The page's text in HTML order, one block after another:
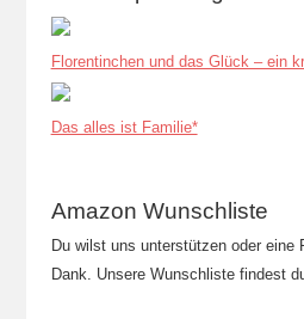
Florentinchen und das Glück – ein
Das alles ist Familie*
Amazon Wunschliste
Du wilst uns unterstützen oder eine
Dank. Unsere Wunschliste findest